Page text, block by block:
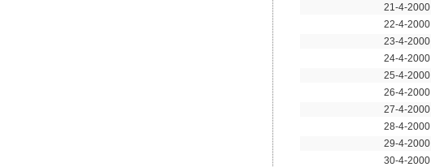
21-4-2000
22-4-2000
23-4-2000
24-4-2000
25-4-2000
26-4-2000
27-4-2000
28-4-2000
29-4-2000
30-4-2000